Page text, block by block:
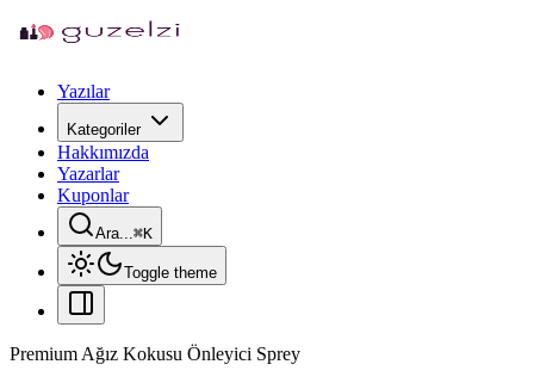
Yazılar
Kategoriler
Hakkımızda
Yazarlar
Kuponlar
Ara...⌘K
Toggle theme
Premium Ağız Kokusu Önleyici Sprey